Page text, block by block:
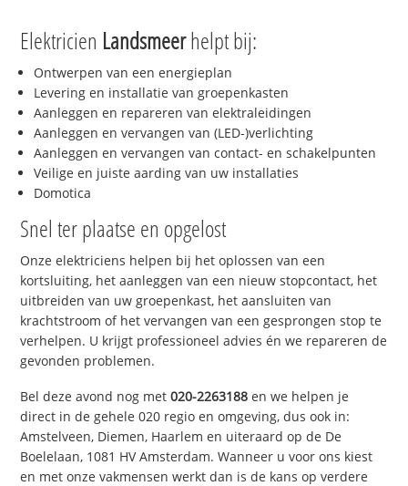
Elektricien Landsmeerhelpt bij:
Ontwerpen van een energieplan
Levering en installatie van groepenkasten
Aanleggen en repareren van elektraleidingen
Aanleggen en vervangen van (LED-)verlichting
Aanleggen en vervangen van contact- en schakelpunten
Veilige en juiste aarding van uw installaties
Domotica
Snel ter plaatse en opgelost
Onze elektriciens helpen bij het oplossen van een
kortsluiting, het aanleggen van een nieuw stopcontact, het
uitbreiden van uw groepenkast, het aansluiten van
krachtstroom of het vervangen van een gesprongen stop te
verhelpen. U krijgt professioneel advies én we repareren de
gevonden problemen.
Bel deze avond nog met020-2263188 en we helpen je
direct in de gehele 020 regio en omgeving, dus ook in:
Amstelveen, Diemen, Haarlem en uiteraard op de De
Boelelaan, 1081 HV Amsterdam. Wanneer u voor ons kiest
en met onze vakmensen werkt dan is de kans op verdere